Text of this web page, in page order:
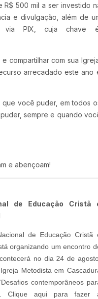
500 mil a ser investido
e divulgação, além de
via PIX, cuja chave
compartilhar com sua
arrecadado este ano
você puder, em todos
sempre e quando
e abençoam!
de Educação Cristã
de Educação Cristã
organizando um encontro
no dia 24 de
Metodista em
contemporâneos
Clique aqui para fazer